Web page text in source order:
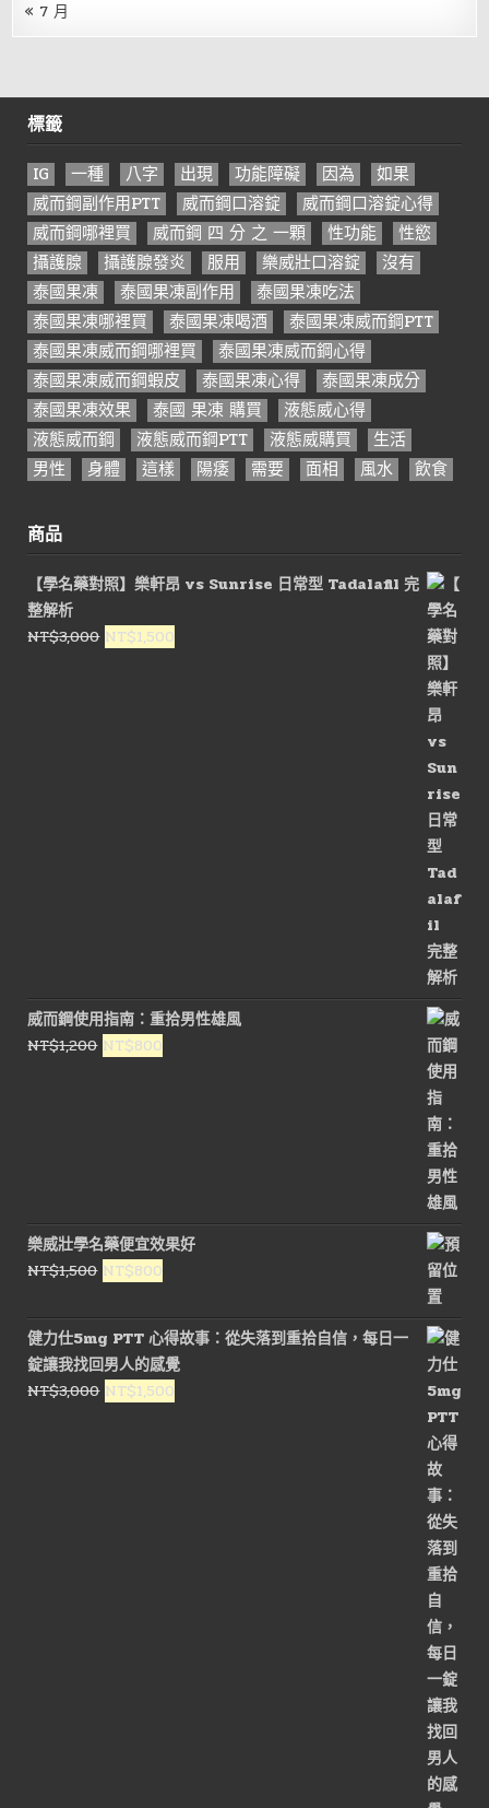
« 7 月
標籤
IG 一種 八字 出現 功能障礙 因為
如果
威而鋼副作用PTT
威而鋼口溶錠
威而鋼口溶錠心得
威而鋼哪裡買
威而鋼 四 分 之 一顆 性功能
性慾
攝護腺
攝護腺發炎 服用 樂威壯口溶錠
沒有
泰國果凍
泰國果凍副作用
泰國果凍吃法
泰國果凍哪裡買
泰國果凍喝酒
泰國果凍威而鋼PTT
泰國果凍威而鋼哪裡買
泰國果凍威而鋼心得
泰國果凍威而鋼蝦皮
泰國果凍心得
泰國果凍成分
泰國果凍效果
泰國 果凍 購買
液態威心得
液態威而鋼
液態威而鋼PTT 液態威購買
生活
男性
身體 這樣 陽痿 需要 面相 風水 飲食
商品
【學名藥對照】樂軒昂 vs Sunrise 日常型 Tadalafil 完
整解析
NT$3,000 原
NT$1,500
威而鋼使用指南：重拾男性雄風
NT$1,200 原
NT$800
樂威壯學名藥便宜效果好
NT$1,500 原
價
格：
NT$1,500。
NT$800
價
格：
NT$800。
健力仕5mg PTT 心得故事：從失落到重拾自信，每日一
錠讓我找回男人的感覺
NT$3,000 原
NT$1,500